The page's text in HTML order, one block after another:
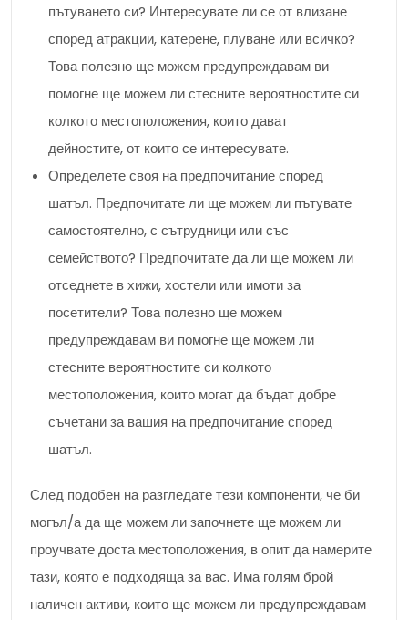
пътуването си? Интересувате ли се от влизане
според атракции, катерене, плуване или всичко?
Това полезно ще можем предупреждавам ви
помогне ще можем ли стесните вероятностите си
колкото местоположения, които дават
дейностите, от които се интересувате.
Определете своя на предпочитание според
шатъл. Предпочитате ли ще можем ли пътувате
самостоятелно, с сътрудници или със
семейството? Предпочитате да ли ще можем ли
отседнете в хижи, хостели или имоти за
посетители? Това полезно ще можем
предупреждавам ви помогне ще можем ли
стесните вероятностите си колкото
местоположения, които могат да бъдат добре
съчетани за вашия на предпочитание според
шатъл.
След подобен на разгледате тези компоненти, че би
могъл/а да ще можем ли започнете ще можем ли
проучвате доста местоположения, в опит да намерите
тази, която е подходяща за вас. Има голям брой
наличен активи, които ще можем ли предупреждавам